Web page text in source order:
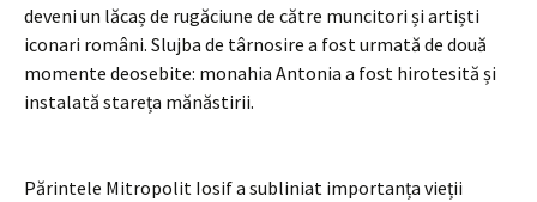
deveni un lăcaș de rugăciune de către muncitori și artiști
iconari români. Slujba de târnosire a fost urmată de două
momente deosebite: monahia Antonia a fost hirotesită și
instalată stareța mănăstirii.
Părintele Mitropolit Iosif a subliniat importanța vieții